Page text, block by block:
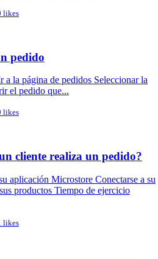
likes
pedido
la página de pedidos Seleccionar la
el pedido que...
likes
cliente realiza un pedido?
aplicación Microstore Conectarse a su
productos Tiempo de ejercicio
likes